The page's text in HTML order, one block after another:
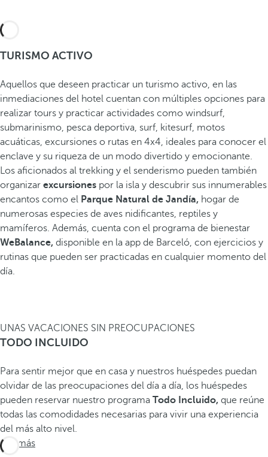
TURISMO ACTIVO
Aquellos que deseen practicar un turismo activo, en las
inmediaciones del hotel cuentan con múltiples opciones para
realizar tours y practicar actividades como windsurf,
submarinismo, pesca deportiva, surf, kitesurf, motos
acuáticas, excursiones o rutas en 4x4, ideales para conocer el
enclave y su riqueza de un modo divertido y emocionante.
Los aficionados al trekking y el senderismo pueden también
organizar excursiones por la isla y descubrir sus innumerables
encantos como el Parque Natural de Jandía, hogar de
numerosas especies de aves nidificantes, reptiles y
mamíferos. Además, cuenta con el programa de bienestar
WeBalance, disponible en la app de Barceló, con ejercicios y
rutinas que pueden ser practicadas en cualquier momento del
día.
UNAS VACACIONES SIN PREOCUPACIONES
TODO INCLUIDO
Para sentir mejor que en casa y nuestros huéspedes puedan
olvidar de las preocupaciones del día a día, los huéspedes
pueden reservar nuestro programa Todo Incluido, que reúne
todas las comodidades necesarias para vivir una experiencia
del más alto nivel.
Ver más